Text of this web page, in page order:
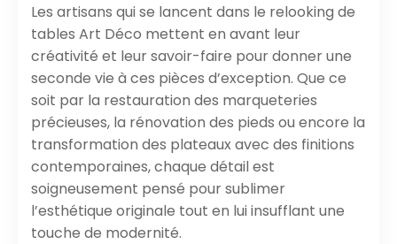
Les artisans qui se lancent dans le relooking de
tables Art Déco mettent en avant leur
créativité et leur savoir-faire pour donner une
seconde vie à ces pièces d’exception. Que ce
soit par la restauration des marqueteries
précieuses, la rénovation des pieds ou encore la
transformation des plateaux avec des finitions
contemporaines, chaque détail est
soigneusement pensé pour sublimer
l’esthétique originale tout en lui insufflant une
touche de modernité.